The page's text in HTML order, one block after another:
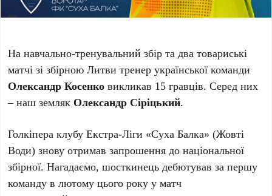
На навчально-тренувальний збір та два товариські
матчі зі збірною Литви тренер української команди
Олександр Косенко викликав 15 гравців. Серед них
– наш земляк Олександр Сіріцький.
Голкіпера клубу Екстра-Ліги «Суха Балка» (Жовті
Води) знову отримав запрошення до національної
збірної. Нагадаємо, шосткинець дебютував за першу
команду в лютому цього року у матч